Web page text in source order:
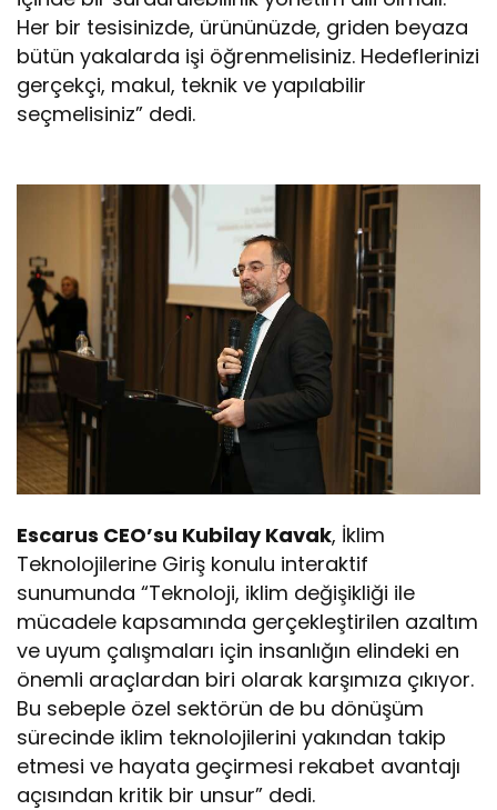
Her bir tesisinizde, ürününüzde, griden beyaza
bütün yakalarda işi öğrenmelisiniz. Hedeflerinizi
gerçekçi, makul, teknik ve yapılabilir
seçmelisiniz” dedi.
Escarus CEO’su Kubilay Kavak, İklim
Teknolojilerine Giriş konulu interaktif
sunumunda “Teknoloji, iklim değişikliği ile
mücadele kapsamında gerçekleştirilen azaltım
ve uyum çalışmaları için insanlığın elindeki en
önemli araçlardan biri olarak karşımıza çıkıyor.
Bu sebeple özel sektörün de bu dönüşüm
sürecinde iklim teknolojilerini yakından takip
etmesi ve hayata geçirmesi rekabet avantajı
açısından kritik bir unsur” dedi.